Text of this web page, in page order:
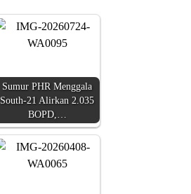
Sumur PHR Menggala
South-21 Alirkan 2.035
BOPD,…